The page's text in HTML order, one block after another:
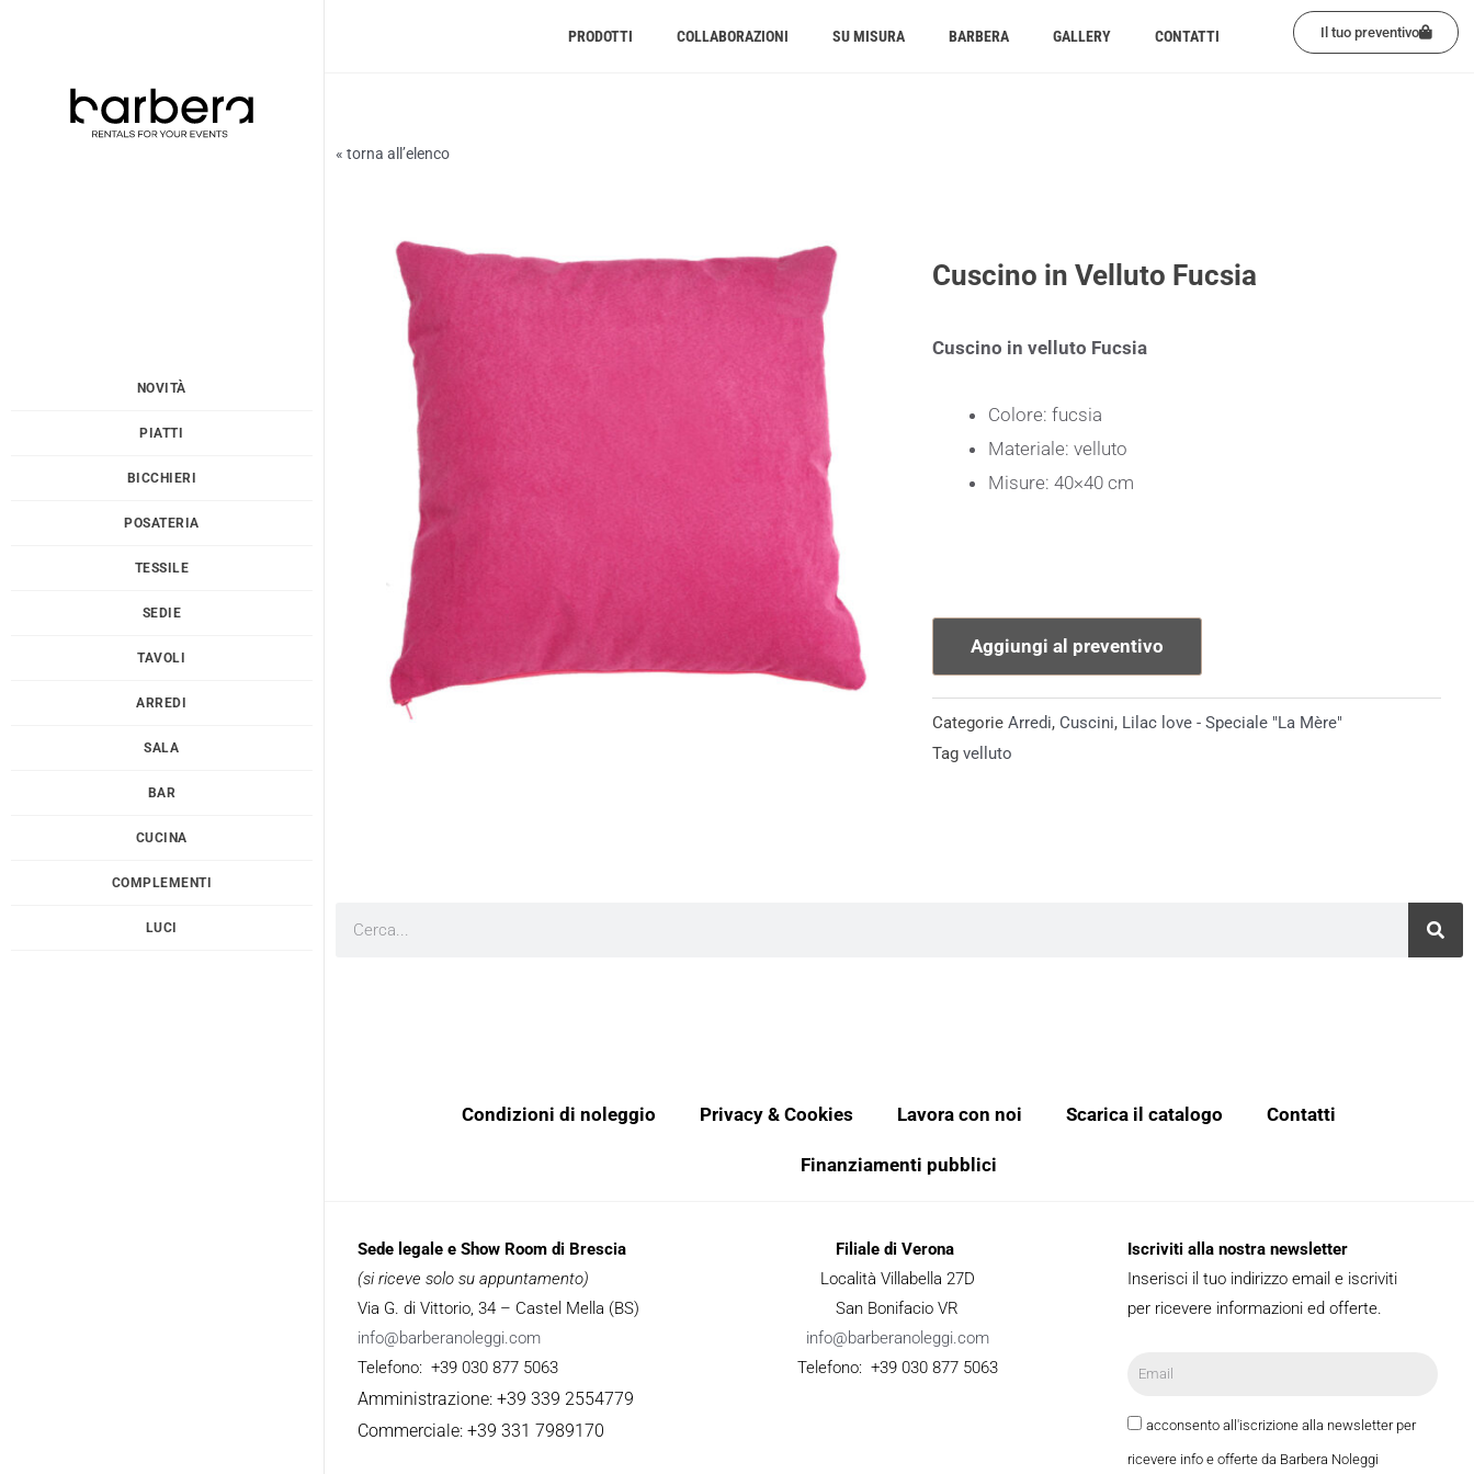
contenuto
NOVITÀ
PIATTI
BICCHIERI
POSATERIA
TESSILE
SEDIE
TAVOLI
ARREDI
SALA
BAR
CUCINA
COMPLEMENTI
LUCI
PRODOTTI COLLABORAZIONI SU MISURA BARBERA GALLERY CONTATTI Il tuo preventivo
« torna all’elenco
Cuscino in Velluto Fucsia
Cuscino in velluto Fucsia
Colore: fucsia
Materiale: velluto
Misure: 40×40 cm
Aggiungi al preventivo
Categorie Arredi, Cuscini, Lilac love - Speciale "La Mère"
Tag velluto
Cerca
Condizioni di noleggio Privacy & Cookies Lavora con noi Scarica il catalogo Contatti
Finanziamenti pubblici
Sede legale e Show Room di Brescia
(si riceve solo su appuntamento)
Via G. di Vittorio, 34 – Castel Mella (BS)
info@barberanoleggi.com
Telefono: +39 030 877 5063
Amministrazione: +39 339 2554779
Commerciale: +39 331 7989170
Filiale di Verona
Località Villabella 27D
San Bonifacio VR
info@barberanoleggi.com
Telefono: +39 030 877 5063
Iscriviti alla nostra newsletter
Inserisci il tuo indirizzo email e iscriviti
per ricevere informazioni ed offerte.
acconsento all'iscrizione alla newsletter per
ricevere info e offerte da Barbera Noleggi